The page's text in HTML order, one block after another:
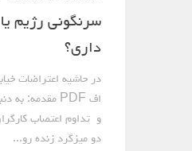
سرنگونی رژیم
داری؟
دو میزگرد زنده رو...